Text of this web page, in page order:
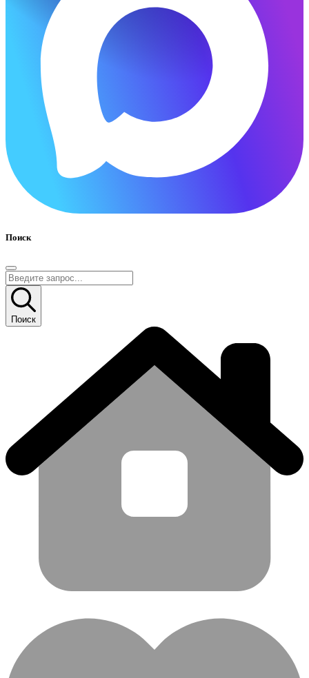
Поиск
Поиск